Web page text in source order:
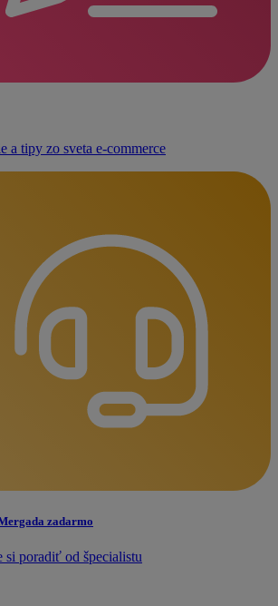
a tipy zo sveta e‑commerce
zadarmo
si poradiť od špecialistu